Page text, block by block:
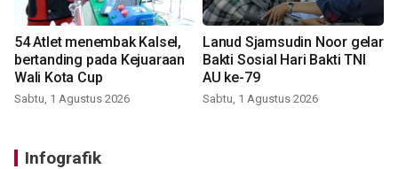
54 Atlet menembak Kalsel,
bertanding pada Kejuaraan
Wali Kota Cup
Sabtu, 1 Agustus 2026
Lanud Sjamsudin Noor gelar
Bakti Sosial Hari Bakti TNI
AU ke-79
Sabtu, 1 Agustus 2026
Infografik